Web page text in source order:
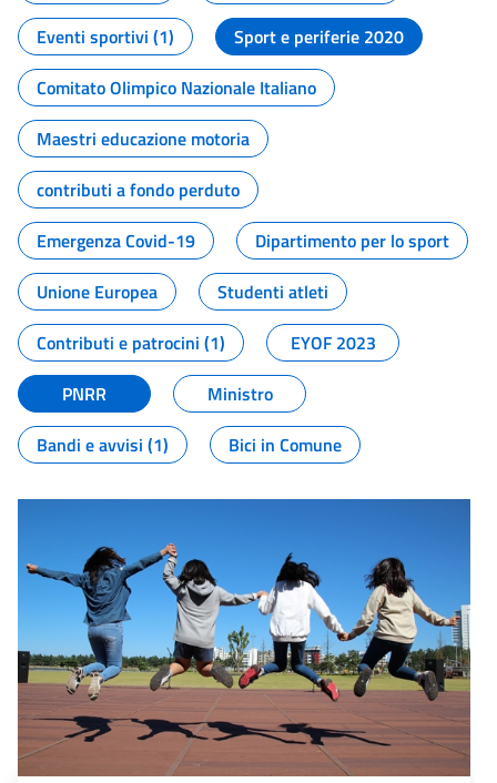
Eventi sportivi (1)
Sport e periferie 2020
Comitato Olimpico Nazionale Italiano
Maestri educazione motoria
contributi a fondo perduto
Emergenza Covid-19
Dipartimento per lo sport
Unione Europea
Studenti atleti
Contributi e patrocini (1)
EYOF 2023
PNRR
Ministro
Bandi e avvisi (1)
Bici in Comune